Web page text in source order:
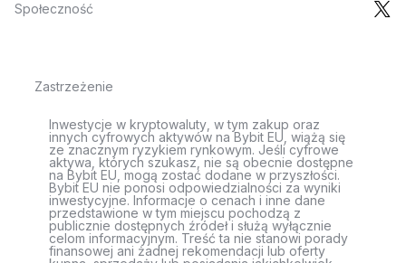
Społeczność
Zastrzeżenie
Inwestycje w kryptowaluty, w tym zakup oraz
innych cyfrowych aktywów na Bybit EU, wiążą się
ze znacznym ryzykiem rynkowym. Jeśli cyfrowe
aktywa, których szukasz, nie są obecnie dostępne
na Bybit EU, mogą zostać dodane w przyszłości.
Bybit EU nie ponosi odpowiedzialności za wyniki
inwestycyjne. Informacje o cenach i inne dane
przedstawione w tym miejscu pochodzą z
publicznie dostępnych źródeł i służą wyłącznie
celom informacyjnym. Treść ta nie stanowi porady
finansowej ani żadnej rekomendacji lub oferty